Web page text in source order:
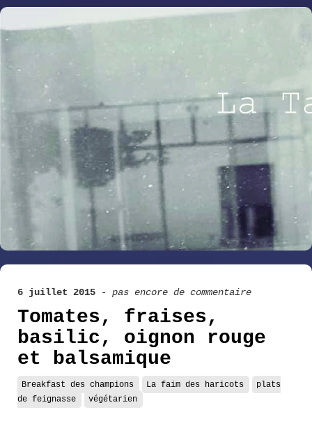
6 juillet 2015 - pas encore de commentaire
Tomates, fraises,
basilic, oignon rouge
et balsamique
Breakfast des champions La faim des haricots
plats
de feignasse
végétarien